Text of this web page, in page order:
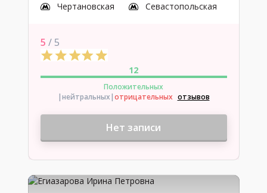
Чертановская
Севастопольская
5 / 5
12
Положительных
|нейтральных|отрицательных отзывов
Нет записи